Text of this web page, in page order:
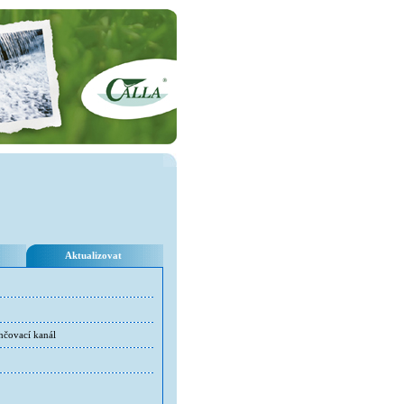
Aktualizovat
kanál